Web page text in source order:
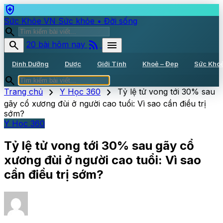
health_and_safety
Sức Khỏe VN Sức khỏe • Đời sống
search
search
20 bài hôm nay rss_feed menu
Dinh Dưỡng Dược Giới Tính Khoẻ – Đẹp Sức
search
Trang chủ chevron_right Y Học 360 chevron_right Tỷ lệ tử vong tới 30% sau
gãy cổ xương đùi ở người cao tuổi: Vì sao cần điều trị
sớm?
Y Học 360
Tỷ lệ tử vong tới 30% sau gãy cổ
xương đùi ở người cao tuổi: Vì sao
cần điều trị sớm?